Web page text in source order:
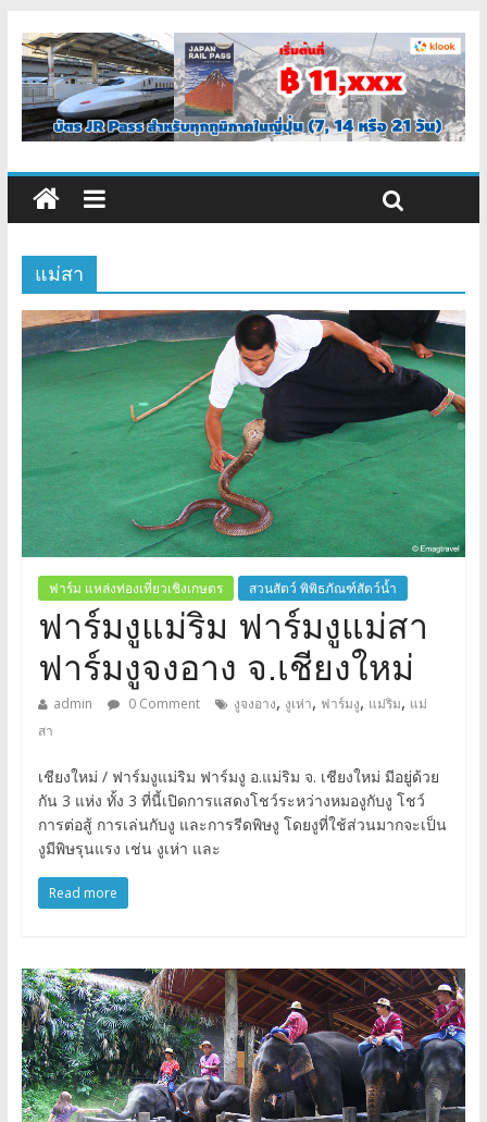
แม่สา
ฟาร์ม แหล่งท่องเที่ยวเชิงเกษตร สวนสัตว์ พิพิธภัณฑ์สัตว์น้ำ
ฟาร์มงูแม่ริม ฟาร์มงูแม่สา
ฟาร์มงูจงอาง จ.เชียงใหม่
admin 0 Comment งูจงอาง, งูเห่า, ฟาร์มงู, แม่ริม, แม่
สา
เชียงใหม่ / ฟาร์มงูแม่ริม ฟาร์มงู อ.แม่ริม จ. เชียงใหม่ มีอยู่ด้วย
กัน 3 แห่ง ทั้ง 3 ที่นี้เปิดการแสดงโชว์ระหว่างหมองูกับงู โชว์
การต่อสู้ การเล่นกับงู และการรีดพิษงู โดยงูที่ใช้ส่วนมากจะเป็น
งูมีพิษรุนแรง เช่น งูเห่า และ
Read more